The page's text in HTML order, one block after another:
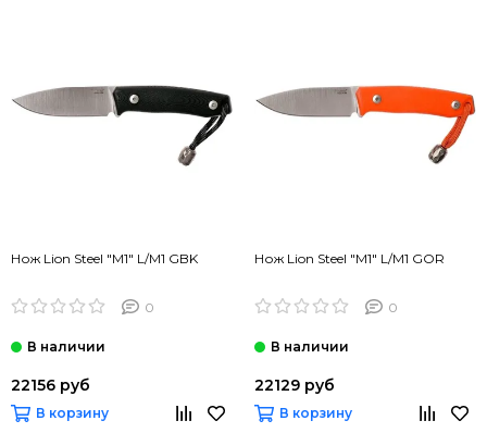
Нож Lion Steel "M1" L/M1 GBK
0
22156 руб
В корзину
Нож Lion Steel "M1" L/M1 GOR
0
22129 руб
В корзину